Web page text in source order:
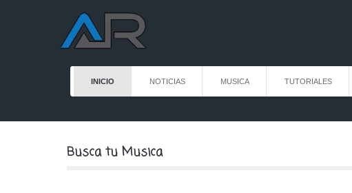
INICIO NOTICIAS MUSICA TUTORIALES
Busca tu Musica